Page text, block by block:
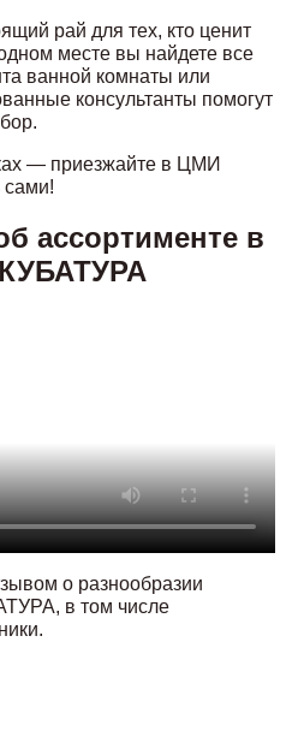
рай для тех, кто ценит
месте вы найдете все
ванной комнаты или
консультанты помогут
— приезжайте в ЦМИ
сами!
ассортименте в
о разнообразии
в том числе